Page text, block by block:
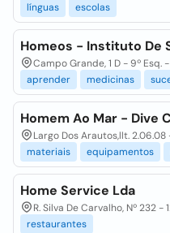
línguas
escolas
Homeos - Instituto De
Campo Grande, 1 D - 9º Esq.
aprender
medicinas
Homem Ao Mar - Dive
Largo Dos Arautos,llt. 2.06.08
materiais
equipamentos
Home Service Lda
R. Silva De Carvalho, Nº 232
restaurantes